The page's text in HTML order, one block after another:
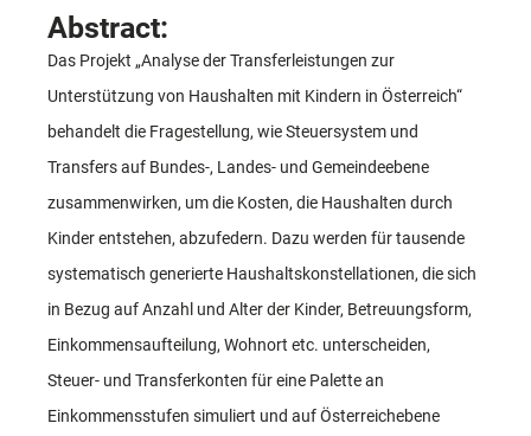
Abstract:
Das Projekt „Analyse der Transferleistungen zur
Unterstützung von Haushalten mit Kindern in Österreich“
behandelt die Fragestellung, wie Steuersystem und
Transfers auf Bundes-, Landes- und Gemeindeebene
zusammenwirken, um die Kosten, die Haushalten durch
Kinder entstehen, abzufedern. Dazu werden für tausende
systematisch generierte Haushaltskonstellationen, die sich
in Bezug auf Anzahl und Alter der Kinder, Betreuungsform,
Einkommensaufteilung, Wohnort etc. unterscheiden,
Steuer- und Transferkonten für eine Palette an
Einkommensstufen simuliert und auf Österreichebene